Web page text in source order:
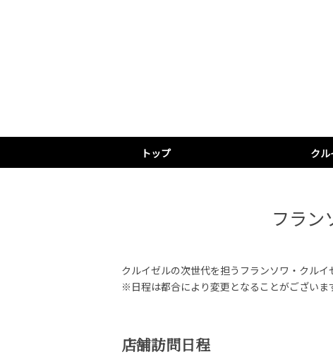
トップ ク
フラン
クルイゼルの次世代を担うフランソワ・クルイ
※日程は都合により変更となることがございま
店舗訪問日程